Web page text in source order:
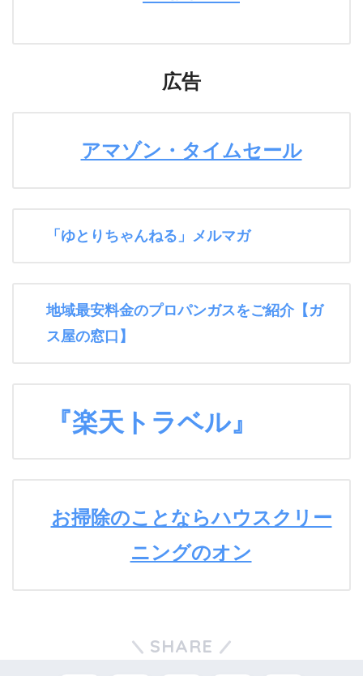
広告
アマゾン・タイムセール
「ゆとりちゃんねる」メルマガ
地域最安料金のプロパンガスをご紹介【ガ
ス屋の窓口】
『楽天トラベル』
お掃除のことならハウスクリー
ニングのオン
SHARE